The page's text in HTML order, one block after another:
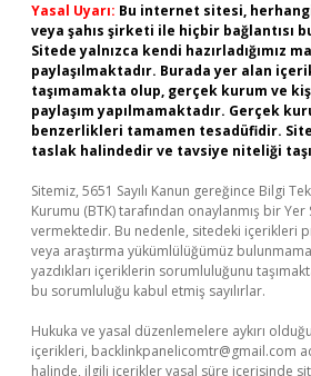
Yasal Uyarı: Bu internet sitesi,
veya şahıs şirketi ile hiçbir bağlantısı
Sitede yalnızca kendi hazırladığımız
paylaşılmaktadır. Burada yer alan
taşımamakta olup, gerçek kurum ve
paylaşım yapılmamaktadır. Gerçek
benzerlikleri tamamen tesadüfidir.
taslak halindedir ve tavsiye niteliği
Sitemiz, 5651 Sayılı Kanun gereğince Bilgi
Kurumu (BTK) tarafından onaylanmış bir Yer
vermektedir. Bu nedenle, sitedeki içerikleri
veya araştırma yükümlülüğümüz
yazdıkları içeriklerin sorumluluğunu
bu sorumluluğu kabul etmiş sayılırlar.
Hukuka ve yasal düzenlemelere aykırı
içerikleri, backlinkpanelicomtr@gmail.com
halinde, ilgili içerikler yasal süre içerisinde